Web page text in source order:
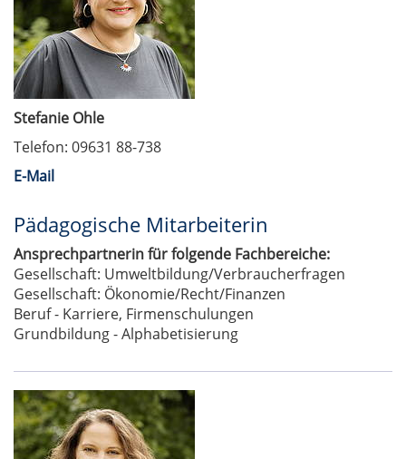
Stefanie Ohle
Telefon: 09631 88-738
E-Mail
Pädagogische Mitarbeiterin
Ansprechpartnerin für folgende Fachbereiche:
Gesellschaft: Umweltbildung/Verbraucherfragen
Gesellschaft: Ökonomie/Recht/Finanzen
Beruf - Karriere, Firmenschulungen
Grundbildung - Alphabetisierung